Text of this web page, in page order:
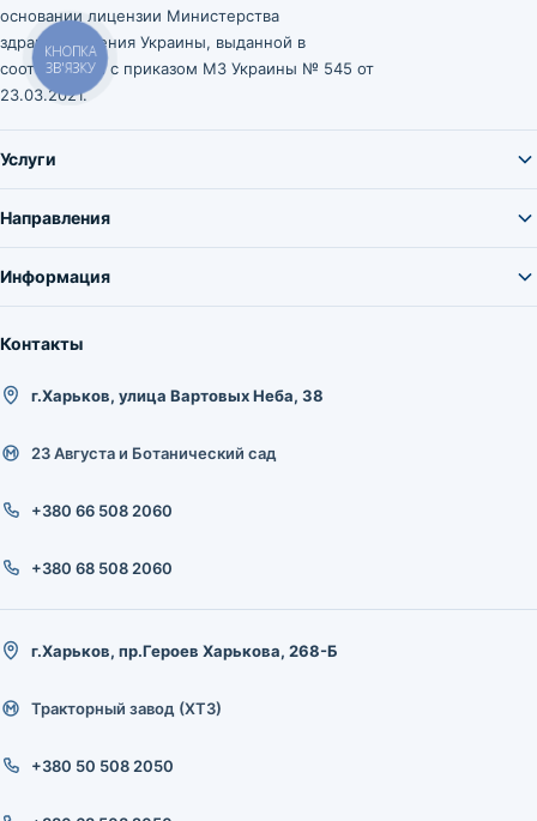
основании лицензии Министерства
здравоохранения Украины, выданной в
соответствии с приказом МЗ Украины № 545 от
23.03.2021.
Услуги
Направления
Информация
Контакты
г.Харьков, улица Вартовых Неба, 38
23 Августа и Ботанический сад
+380 66 508 2060
+380 68 508 2060
г.Харьков, пр.Героев Харькова, 268-Б
Тракторный завод (ХТЗ)
+380 50 508 2050
КНОПКА
ЗВ'ЯЗКУ